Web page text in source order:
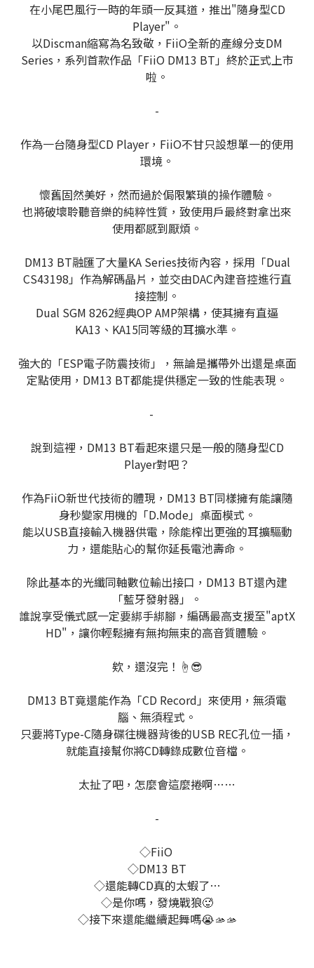
在小尾巴風行一時的年頭一反其道，推出"隨身型CD
Player"。
以Discman縮寫為名致敬，FiiO全新的產線分支DM
Series，系列首款作品「FiiO DM13 BT」終於正式上市
啦。
-
作為一台隨身型CD Player，FiiO不甘只設想單一的使用
環境。
懷舊固然美好，然而過於侷限繁瑣的操作體驗。
也將破壞聆聽音樂的純粹性質，致使用戶最終對拿出來
使用都感到厭煩。
DM13 BT融匯了大量KA Series技術內容，採用「Dual
CS43198」作為解碼晶片，並交由DAC內建音控進行直
接控制。
Dual SGM 8262經典OP AMP架構，使其擁有直逼
KA13、KA15同等級的耳擴水準。
強大的「ESP電子防震技術」，無論是攜帶外出還是桌面
定點使用，DM13 BT都能提供穩定一致的性能表現。
-
說到這裡，DM13 BT看起來還只是一般的隨身型CD
Player對吧？
作為FiiO新世代技術的體現，DM13 BT同樣擁有能讓隨
身秒變家用機的「D.Mode」桌面模式。
能以USB直接輸入機器供電，除能榨出更強的耳擴驅動
力，還能貼心的幫你延長電池壽命。
除此基本的光纖同軸數位輸出接口，DM13 BT還內建
「藍牙發射器」。
誰說享受儀式感一定要綁手綁腳，編碼最高支援至"aptX
HD"，讓你輕鬆擁有無拘無束的高音質體驗。
欸，還沒完！☝️😎
DM13 BT竟還能作為「CD Record」來使用，無須電
腦、無須程式。
只要將Type-C隨身碟往機器背後的USB REC孔位一插，
就能直接幫你將CD轉錄成數位音檔。
太扯了吧，怎麼會這麼捲啊……
-
◇FiiO
◇DM13 BT
◇還能轉CD真的太蝦了…
◇是你嗎，發燒戰狼🥵
◇接下來還能繼續起舞嗎😭🫴🫴